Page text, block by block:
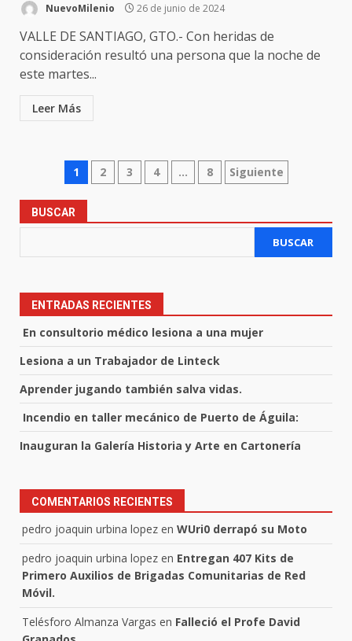
NuevoMilenio 26 de junio de 2024
VALLE DE SANTIAGO, GTO.- Con heridas de
consideración resultó una persona que la noche de
este martes...
Leer Más
Paginación
de
entradas
1 2 3 4 … 8 Siguiente
BUSCAR
BUSCAR
ENTRADAS RECIENTES
En consultorio médico lesiona a una mujer
Lesiona a un Trabajador de Linteck
Aprender jugando también salva vidas.
Incendio en taller mecánico de Puerto de Águila:
Inauguran la Galería Historia y Arte en Cartonería
COMENTARIOS RECIENTES
pedro joaquin urbina lopez en WUri0 derrapó su Moto
pedro joaquin urbina lopez en Entregan 407 Kits de
Primero Auxilios de Brigadas Comunitarias de Red
Móvil.
Telésforo Almanza Vargas en Falleció el Profe David